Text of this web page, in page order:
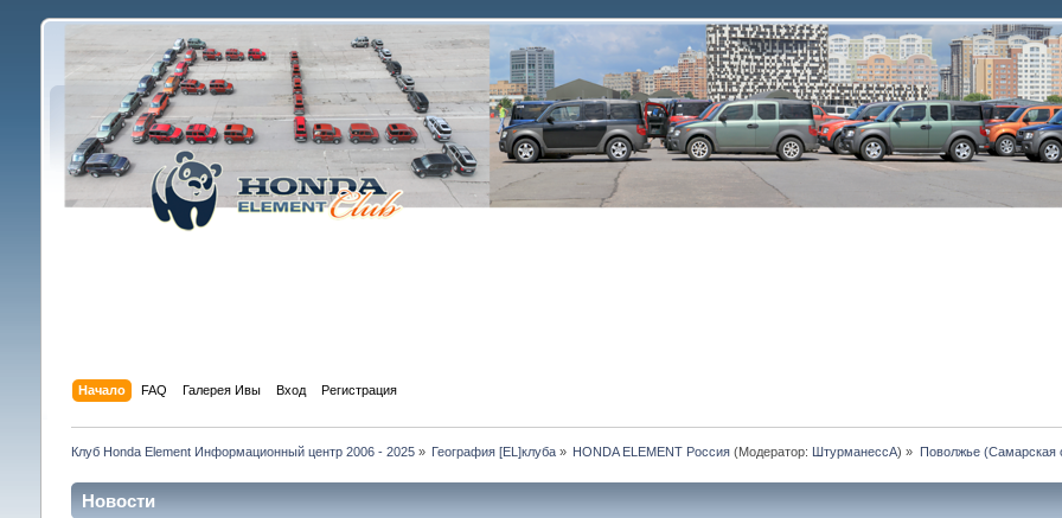
Начало FAQ Галерея Ивы Вход Регистрация
Клуб Honda Element Информационный центр 2006 - 2025» География [EL]клуба » HONDA ELEMENT Россия (Модератор: ШтурманессА) » Поволжье (Самарская
Новости